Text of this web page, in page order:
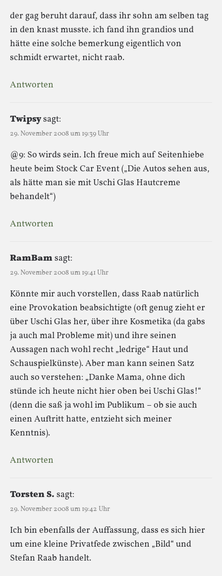
der gag beruht darauf, dass ihr sohn am selben tag
in den knast musste. ich fand ihn grandios und
hätte eine solche bemerkung eigentlich von
schmidt erwartet, nicht raab.
Antworten
Twipsysagt:
29. November 2008 um 19:39 Uhr
@9: So wirds sein. Ich freue mich auf Seitenhiebe
heute beim Stock Car Event („Die Autos sehen aus,
als hätte man sie mit Uschi Glas Hautcreme
behandelt“)
Antworten
RamBamsagt:
29. November 2008 um 19:41 Uhr
Könnte mir auch vorstellen, dass Raab natürlich
eine Provokation beabsichtigte (oft genug zieht er
über Uschi Glas her, über ihre Kosmetika (da gabs
ja auch mal Probleme mit) und ihre seinen
Aussagen nach wohl recht „ledrige“ Haut und
Schauspielkünste). Aber man kann seinen Satz
auch so verstehen: „Danke Mama, ohne dich
stünde ich heute nicht hier oben bei Uschi Glas!“
(denn die saß ja wohl im Publikum – ob sie auch
einen Auftritt hatte, entzieht sich meiner
Kenntnis).
Antworten
Torsten S. sagt:
29. November 2008 um 19:42 Uhr
Ich bin ebenfalls der Auffassung, dass es sich hier
um eine kleine Privatfede zwischen „Bild“ und
Stefan Raab handelt.